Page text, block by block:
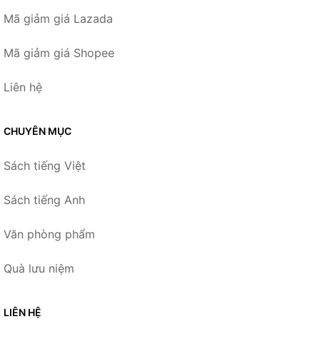
Mã giảm giá Lazada
Mã giảm giá Shopee
Liên hệ
CHUYÊN MỤC
Sách tiếng Việt
Sách tiếng Anh
Văn phòng phẩm
Quà lưu niệm
LIÊN HỆ